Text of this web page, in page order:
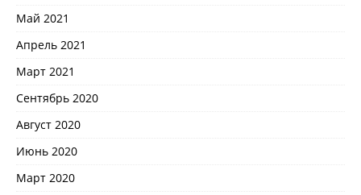
Май 2021
Апрель 2021
Март 2021
Сентябрь 2020
Август 2020
Июнь 2020
Март 2020